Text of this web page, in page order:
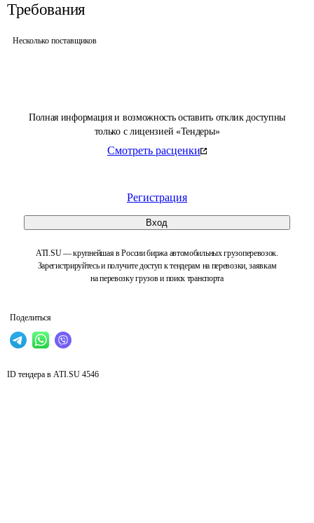
Полная информация и возможность оставить отклик доступны
только с лицензией «Тендеры»
Смотреть расценки
Регистрация
Вход
ATI.SU — крупнейшая в России биржа автомобильных грузоперевозок.
Зарегистрируйтесь и получите доступ к тендерам на перевозки, заявкам
на перевозку грузов и поиск транспорта
Поделиться
Требования
Несколько поставщиков
ID тендера в ATI.SU 4546